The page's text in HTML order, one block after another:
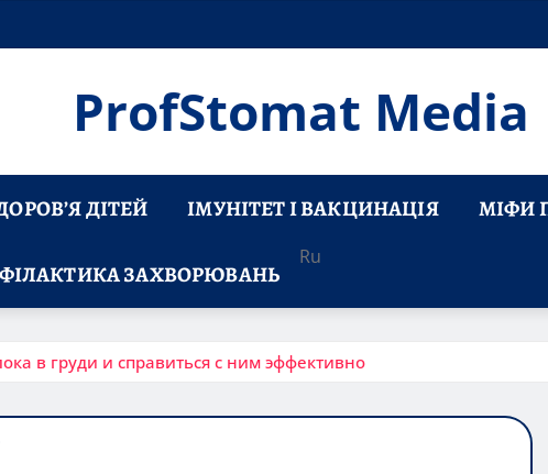
ProfStomat Media
ДІТЕЙ ІМУНІТЕТ І ВАКЦИНАЦІЯ МІФИ
ЗАХВОРЮВАНЬ
Ru
в груди и справиться с ним эффективно